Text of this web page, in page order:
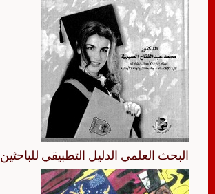
البحث العلمي الدليل التطبيقي للباحثين